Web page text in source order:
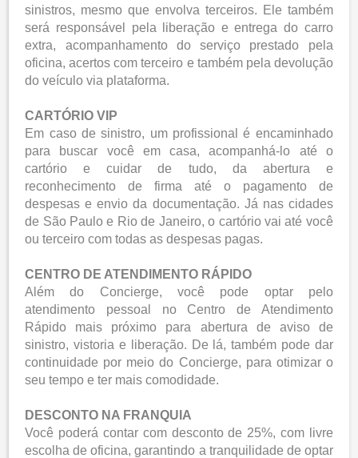
sinistros, mesmo que envolva terceiros. Ele também
será responsável pela liberação e entrega do carro
extra, acompanhamento do serviço prestado pela
oficina, acertos com terceiro e também pela devolução
do veículo via plataforma.
CARTÓRIO VIP
Em caso de sinistro, um profissional é encaminhado
para buscar você em casa, acompanhá-lo até o
cartório e cuidar de tudo, da abertura e
reconhecimento de firma até o pagamento de
despesas e envio da documentação. Já nas cidades
de São Paulo e Rio de Janeiro, o cartório vai até você
ou terceiro com todas as despesas pagas.
CENTRO DE ATENDIMENTO RÁPIDO
Além do Concierge, você pode optar pelo
atendimento pessoal no Centro de Atendimento
Rápido mais próximo para abertura de aviso de
sinistro, vistoria e liberação. De lá, também pode dar
continuidade por meio do Concierge, para otimizar o
seu tempo e ter mais comodidade.
DESCONTO NA FRANQUIA
Você poderá contar com desconto de 25%, com livre
escolha de oficina, garantindo a tranquilidade de optar